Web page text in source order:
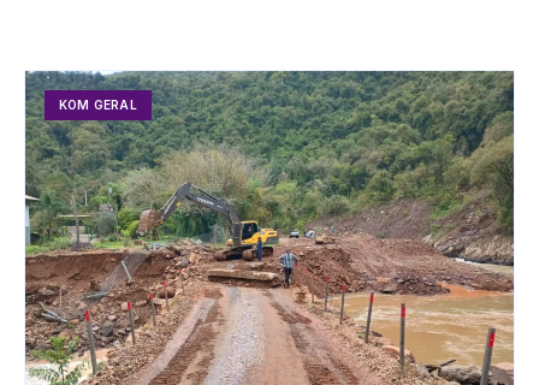
KOM GERAL